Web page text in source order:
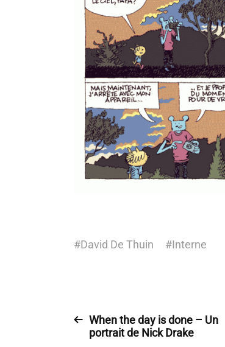
#David De Thuin #Interne
When the day is done – Un
portrait de Nick Drake